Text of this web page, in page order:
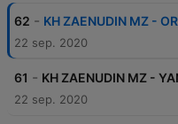
62 - KH ZAENUDIN MZ -
22 sep. 2020
61 - KH ZAENUDIN MZ -
22 sep. 2020